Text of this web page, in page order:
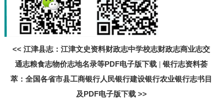
<<江津县志：江津文史资料财政志中学校志财政志商业志交
通志粮食志物价志地名录等PDF电子版下载 |银行志资料荟
萃：全国各省市县工商银行人民银行建设银行农业银行志书目
及PDF电子版下载>>